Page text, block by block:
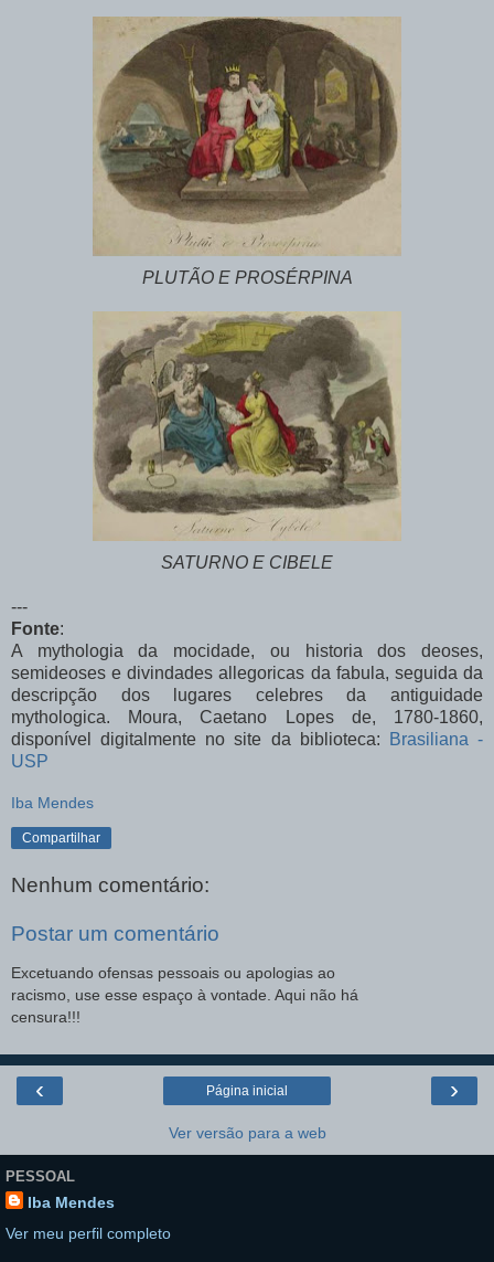
PLUTÃO E PROSÉRPINA
SATURNO E CIBELE
---
Fonte:
A mythologia da mocidade, ou historia dos deoses,
semideoses e divindades allegoricas da fabula, seguida da
descripção dos lugares celebres da antiguidade
mythologica. Moura, Caetano Lopes de, 1780-1860,
disponível digitalmente no site da biblioteca:
Brasiliana -
USP
Iba Mendes
Compartilhar
Nenhum comentário:
Postar um comentário
Excetuando ofensas pessoais ou apologias ao
racismo, use esse espaço à vontade. Aqui não há
censura!!!
‹ ›
Página inicial
Ver versão para a web
PESSOAL
Iba Mendes
Ver meu perfil completo